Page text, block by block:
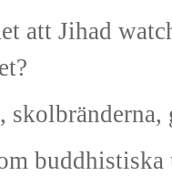
att Jihad
buddhistiska